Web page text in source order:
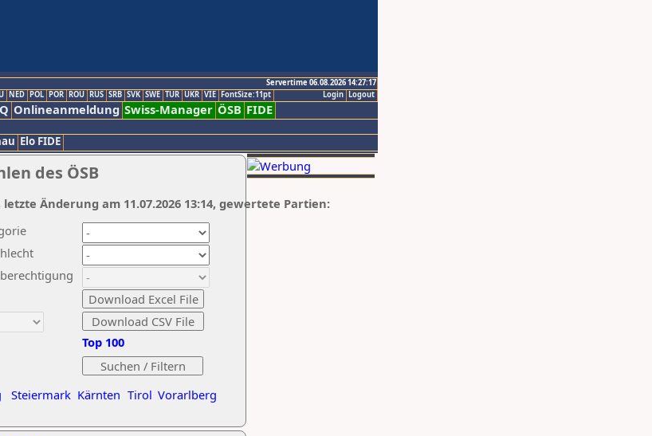
Servertime 06.08.2026 14:27:17
Logout
Login
NED POL POR ROU RUS SRB SVK SWE TUR UKR VIE FontSize:11pt
Onlineanmeldung Swiss-Manager ÖSB FIDE
Elo FIDE
des ÖSB
Steiermark Kärnten Tirol Vorarlberg
Top 100
letzte Änderung am 11.07.2026 13:14, gewertete Partien: